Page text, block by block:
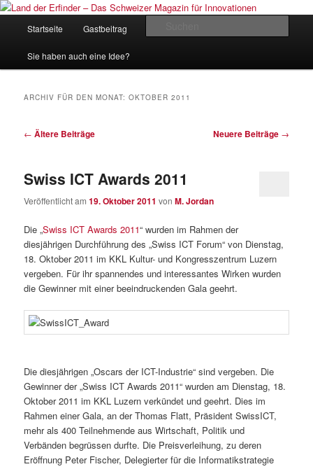
Zum
wechseln
Zum
wechselnLand der Erfinder – Das Schweizer
Startseite Gastbeitrag
Sie haben auch eine Idee?
ARCHIV FÜR DEN MONAT:OKTOBER 2011
Beitrags-
← Ältere Beiträge Neuere Beiträge →
Swiss ICT Awards 2011
Veröffentlicht am19. Oktober 2011 vonM. Jordan
Die „Swiss ICT Awards 2011“ wurden im Rahmen der
diesjährigen Durchführung des „Swiss ICT Forum“ von Dienstag,
18. Oktober 2011 im KKL Kultur- und Kongresszentrum Luzern
vergeben. Für ihr spannendes und interessantes Wirken wurden
die Gewinner mit einer beeindruckenden Gala geehrt.
Die diesjährigen „Oscars der ICT-Industrie“ sind vergeben. Die
Gewinner der „Swiss ICT Awards 2011“ wurden am Dienstag, 18.
Oktober 2011 im KKL Luzern verkündet und geehrt. Dies im
Rahmen einer Gala, an der Thomas Flatt, Präsident SwissICT,
mehr als 400 Teilnehmende aus Wirtschaft, Politik und
Verbänden begrüssen durfte. Die Preisverleihung, zu deren
Eröffnung Peter Fischer, Delegierter für die Informatikstrategie